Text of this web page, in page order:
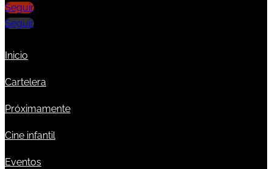
Seguir
Seguir
Inicio
Cartelera
Próximamente
Cine infantil
Eventos